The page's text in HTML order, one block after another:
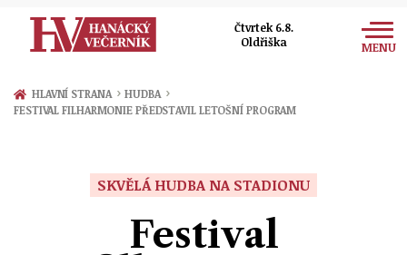
Čtvrtek 6.8.
Oldřiška
MENU
Zprávy
HLAVNÍ STRANA › HUDBA ›
FESTIVAL FILHARMONIE PŘEDSTAVIL LETOŠNÍ PROGRAM
SKVĚLÁ HUDBA NA STADIONU
Festival